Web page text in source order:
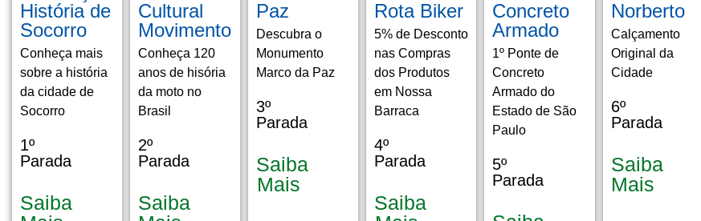
História de
Socorro
Conheça mais
sobre a história
da cidade de
Socorro
1º
Parada
Saiba
Cultural
Movimento
Conheça 120
anos de hisória
da moto no
Brasil
2º
Parada
Saiba
Paz
Descubra o
Monumento
Marco da Paz
3º
Parada
Saiba
Mais
Rota Biker
5% de Desconto
nas Compras
dos Produtos
em Nossa
Barraca
4º
Parada
Saiba
Concreto
Armado
1º Ponte de
Concreto
Armado do
Estado de São
Paulo
5º
Parada
Norberto
Calçamento
Original da
Cidade
6º
Parada
Saiba
Mais